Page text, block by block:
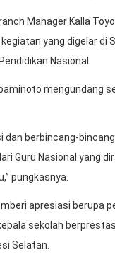
Manager Kalla
kegiatan yang digelar
Nasional.
mengundang
dan berbincang-
Guru Nasional yang
pungkasnya.
apresiasi berupa
sekolah
Selatan.